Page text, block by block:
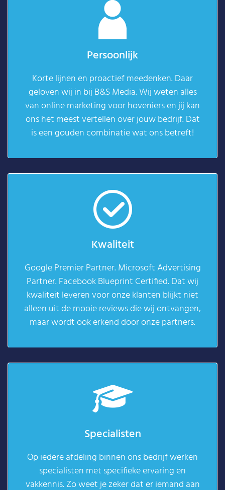
Persoonlijk
Korte lijnen en proactief meedenken. Daar
geloven wij in bij B&S Media. Wij weten alles
van online marketing voor hoveniers en jij kan
ons het meest vertellen over jouw bedrijf. Dat
is een gouden combinatie wat ons betreft!
Kwaliteit
Google Premier Partner. Microsoft Advertising
Partner. Facebook Blueprint Certified. Dat wij
kwaliteit leveren voor onze klanten blijkt niet
alleen uit de mooie reviews die wij ontvangen,
maar wordt ook erkend door onze partners.
Specialisten
Op iedere afdeling binnen ons bedrijf werken
specialisten met specifieke ervaring en
vakkennis. Zo weet je zeker dat er iemand aan